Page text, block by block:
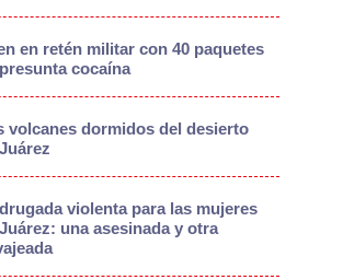
en retén militar con 40 paquetes
cocaína
volcanes dormidos del desierto
violenta para las mujeres
una asesinada y otra